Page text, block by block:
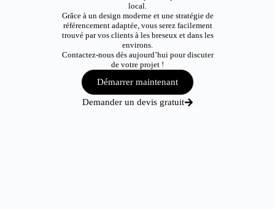
local.
Grâce à un design moderne et une stratégie de
référencement adaptée, vous serez facilement
trouvé par vos clients à les breseux et dans les
environs.
Contactez-nous dès aujourd’hui pour discuter
de votre projet !
Démarrer maintenant
Demander un devis gratuit